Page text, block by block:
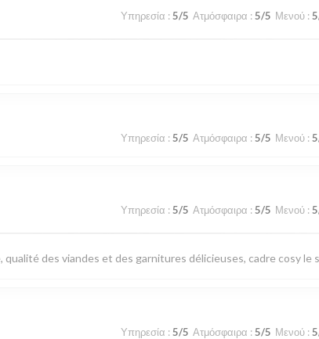
Υπηρεσία : 5/5 Ατμόσφαιρα : 5/5 Μενού : 5
Υπηρεσία : 5/5 Ατμόσφαιρα : 5/5 Μενού : 5
Υπηρεσία : 5/5 Ατμόσφαιρα : 5/5 Μενού : 5
des viandes et des garnitures délicieuses, cadre cosy le
Υπηρεσία : 5/5 Ατμόσφαιρα : 5/5 Μενού : 5